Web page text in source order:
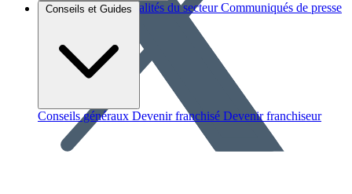
Brèves et actus Actualités du secteur Communiqués de presse
Conseils et Guides
Conseils généraux Devenir franchisé Devenir franchiseur